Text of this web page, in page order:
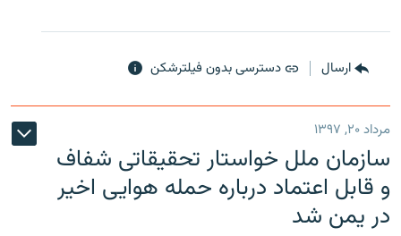
ارسال دسترسی بدون فیلترشکن
مرداد ۲۰, ۱۳۹۷
سازمان ملل خواستار تحقیقاتی شفاف
و قابل اعتماد درباره حمله هوایی اخیر
در یمن شد